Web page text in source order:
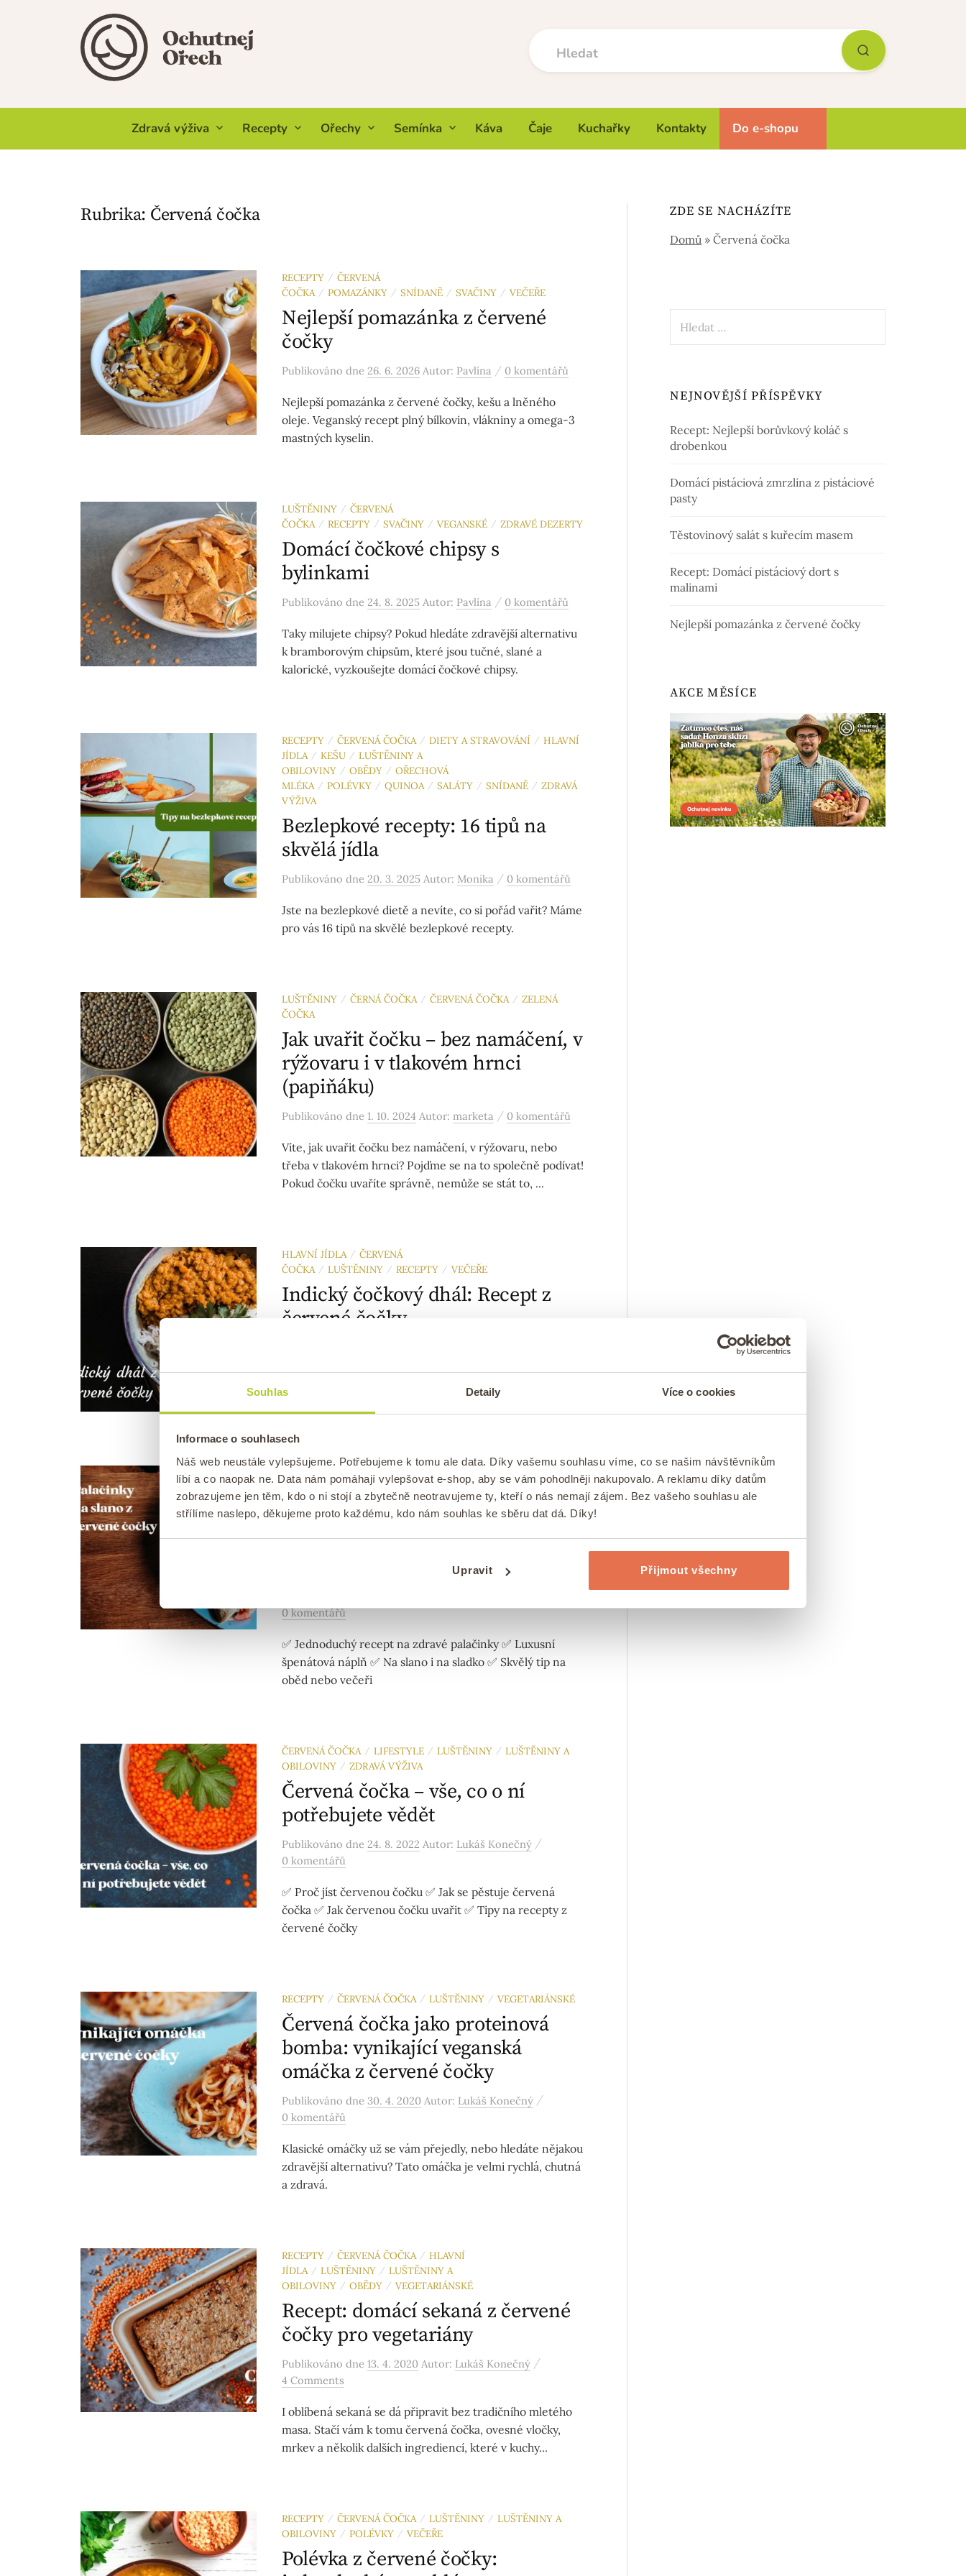
Souhlas Detaily Více o cookies
Informace o souhlasech
Náš web neustále vylepšujeme. Potřebujeme k tomu ale data. Díky vašemu souhlasu víme, co se našim návštěvníkům
líbí a co naopak ne. Data nám pomáhají vylepšovat e-shop, aby se vám pohodlněji nakupovalo. A reklamu díky datům
zobrazujeme jen těm, kdo o ni stojí a zbytečně neotravujeme ty, kteří o nás nemají zájem. Bez vašeho souhlasu ale
střílíme naslepo, děkujeme proto každému, kdo nám souhlas ke sběru dat dá. Díky!
Upravit Přijmout všechny
Zdravá výživa Recepty Ořechy Semínka Káva Čaje Kuchařky Kontakty Do e-shopu
Rubrika: Červená čočka
RECEPTY / ČERVENÁ
ČOČKA / POMAZÁNKY / SNÍDANĚ / SVAČINY / VEČEŘE
Nejlepší pomazánka z červené
čočky
Publikováno dne 26. 6. 2026 Autor: Pavlína / 0 komentářů
Nejlepší pomazánka z červené čočky, kešu a lněného
oleje. Veganský recept plný bílkovin, vlákniny a omega-3
mastných kyselin.
LUŠTĚNINY / ČERVENÁ
ČOČKA / RECEPTY / SVAČINY / VEGANSKÉ / ZDRAVÉ DEZERTY
Domácí čočkové chipsy s
bylinkami
Publikováno dne 24. 8. 2025 Autor: Pavlína / 0 komentářů
Taky milujete chipsy? Pokud hledáte zdravější alternativu
k bramborovým chipsům, které jsou tučné, slané a
kalorické, vyzkoušejte domácí čočkové chipsy.
RECEPTY / ČERVENÁ ČOČKA / DIETY A STRAVOVÁNÍ / HLAVNÍ
JÍDLA / KEŠU / LUŠTĚNINY A
OBILOVINY / OBĚDY / OŘECHOVÁ
MLÉKA / POLÉVKY / QUINOA / SALÁTY / SNÍDANĚ / ZDRAVÁ
VÝŽIVA
Bezlepkové recepty: 16 tipů na
skvělá jídla
Publikováno dne 20. 3. 2025 Autor: Monika / 0 komentářů
Jste na bezlepkové dietě a nevíte, co si pořád vařit? Máme
pro vás 16 tipů na skvělé bezlepkové recepty.
LUŠTĚNINY / ČERNÁ ČOČKA / ČERVENÁ ČOČKA / ZELENÁ
ČOČKA
Jak uvařit čočku – bez namáčení, v
rýžovaru i v tlakovém hrnci
(papiňáku)
Publikováno dne 1. 10. 2024 Autor: marketa / 0 komentářů
Víte, jak uvařit čočku bez namáčení, v rýžovaru, nebo
třeba v tlakovém hrnci? Pojďme se na to společně podívat!
Pokud čočku uvaříte správně, nemůže se stát to, ...
HLAVNÍ JÍDLA / ČERVENÁ
ČOČKA / LUŠTĚNINY / RECEPTY / VEČEŘE
Indický čočkový dhál: Recept z
červené čočky
indický dhál ✅ Jak připravit vynikající indický dhál ✅
RECEPTY ČERVENÁ ČOČKA
HLAVNÍ
LUŠTĚNINY
LUŠTĚNINY A
OBILOVINY / OBĚDY / VEČEŘE / VEGANSKÉ / VEGETARIÁNSK
É
Palačinky na slano z červené
čočky plněné špenátem
0 komentářů
✅ Jednoduchý recept na zdravé palačinky ✅ Luxusní
špenátová náplň ✅ Na slano i na sladko ✅ Skvělý tip na
oběd nebo večeři
ČERVENÁ ČOČKA / LIFESTYLE / LUŠTĚNINY / LUŠTĚNINY A
OBILOVINY / ZDRAVÁ VÝŽIVA
Červená čočka – vše, co o ní
potřebujete vědět
Publikováno dne 24. 8. 2022 Autor: Lukáš Konečný /
0 komentářů
✅ Proč jíst červenou čočku ✅ Jak se pěstuje červená
čočka ✅ Jak červenou čočku uvařit ✅ Tipy na recepty z
červené čočky
RECEPTY / ČERVENÁ ČOČKA / LUŠTĚNINY / VEGETARIÁNSKÉ
Červená čočka jako proteinová
bomba: vynikající veganská
omáčka z červené čočky
Publikováno dne 30. 4. 2020 Autor: Lukáš Konečný /
0 komentářů
Klasické omáčky už se vám přejedly, nebo hledáte nějakou
zdravější alternativu? Tato omáčka je velmi rychlá, chutná
a zdravá.
RECEPTY / ČERVENÁ ČOČKA / HLAVNÍ
JÍDLA / LUŠTĚNINY / LUŠTĚNINY A
OBILOVINY / OBĚDY / VEGETARIÁNSKÉ
Recept: domácí sekaná z červené
čočky pro vegetariány
Publikováno dne 13. 4. 2020 Autor: Lukáš Konečný /
4 Comments
I oblíbená sekaná se dá připravit bez tradičního mletého
masa. Stačí vám k tomu červená čočka, ovesné vločky,
mrkev a několik dalších ingrediencí, které v kuchy...
RECEPTY / ČERVENÁ ČOČKA / LUŠTĚNINY / LUŠTĚNINY A
OBILOVINY / POLÉVKY / VEČEŘE
Polévka z červené čočky:
ZDE SE NACHÁZÍTE
Domů »Červená čočka
NEJNOVĚJŠÍ PŘÍSPĚVKY
Recept: Nejlepší borůvkový koláč s
drobenkou
Domácí pistáciová zmrzlina z pistáciové
pasty
Těstovinový salát s kuřecím masem
Recept: Domácí pistáciový dort s
malinami
Nejlepší pomazánka z červené čočky
AKCE MĚSÍCE